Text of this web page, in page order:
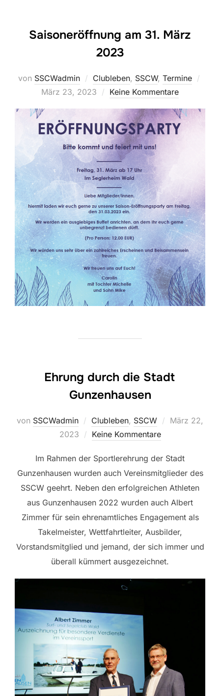
Saisoneröffnung am 31. März
2023
von SSCWadmin Clubleben, SSCW, Termine
März 23, 2023 Keine Kommentare
Ehrung durch die Stadt
Gunzenhausen
von SSCWadmin Clubleben, SSCW
Veröffentlicht
März 22,
2023
Keine Kommentare
Im Rahmen der Sportlerehrung der Stadt
Gunzenhausen wurden auch Vereinsmitglieder des
SSCW geehrt. Neben den erfolgreichen Athleten
aus Gunzenhausen 2022 wurden auch Albert
Zimmer für sein ehrenamtliches Engagement als
Takelmeister, Wettfahrtleiter, Ausbilder,
Vorstandsmitglied und jemand, der sich immer und
überall kümmert ausgezeichnet.